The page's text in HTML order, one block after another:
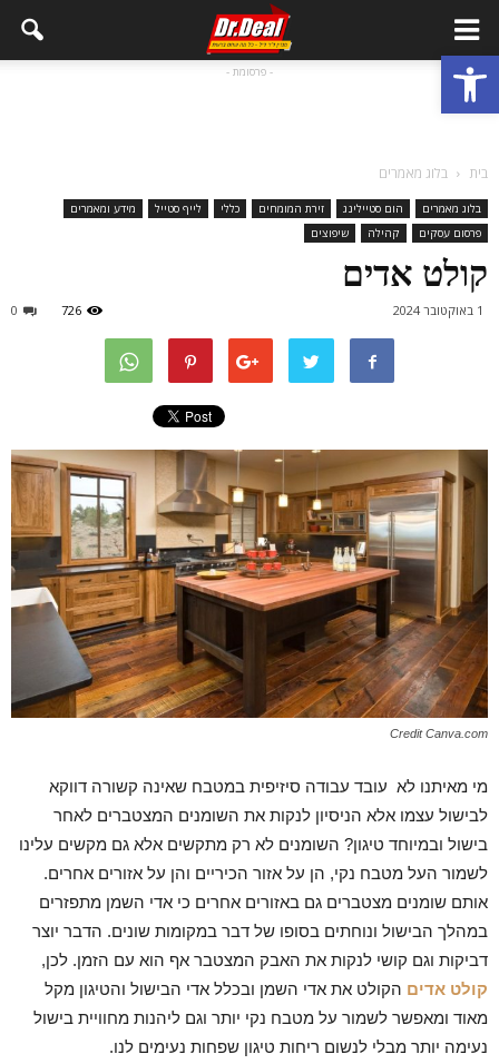
פתח סרגל נגישות - פרסומת -
בית בלוג מאמרים
בלוג מאמרים הום סטיילינג זירת המומחים כללי לייף סטייל
מידע ומאמרים
פרסום עסקים
קהילה שיפוצים
קולט אדים
1 באוקטובר 2024 0 726
Credit Canva.com
מי מאיתנו לא עובד עבודה סיזיפית במטבח שאינה קשורה דווקא
לבישול עצמו אלא הניסיון לנקות את השומנים המצטברים לאחר
בישול ובמיוחד טיגון? השומנים לא רק מתקשים אלא גם מקשים עלינו
לשמור העל מטבח נקי, הן על אזור הכיריים והן על אזורים אחרים.
אותם שומנים מצטברים גם באזורים אחרים כי אדי השמן מתפזרים
במהלך הבישול ונוחתים בסופו של דבר במקומות שונים. הדבר יוצר
דביקות וגם קושי לנקות את האבק המצטבר אף הוא עם הזמן. לכן,
קולט אדים הקולט את אדי השמן ובכלל אדי הבישול והטיגון מקל
מאוד ומאפשר לשמור על מטבח נקי יותר וגם ליהנות מחוויית בישול
נעימה יותר מבלי לנשום ריחות טיגון שפחות נעימים לנו.